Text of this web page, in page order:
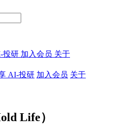
投研 加入会员 关于
AI-投研 加入会员 关于
Life）